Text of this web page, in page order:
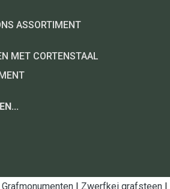
ASSORTIMENT
MET CORTENSTAAL
Grafmonumenten | Zwerfkei grafsteen |